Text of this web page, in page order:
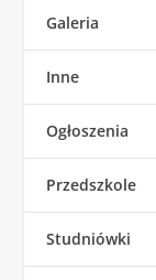
Galeria
Inne
Ogłoszenia
Przedszkole
Studniówki